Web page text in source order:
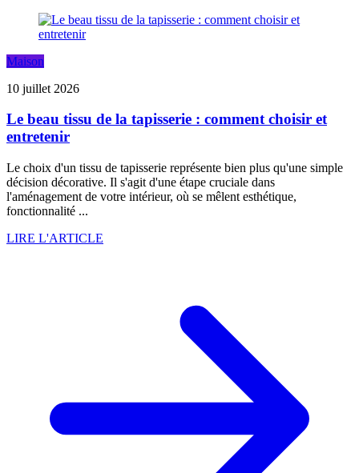
Maison
10 juillet 2026
Le beau tissu de la tapisserie : comment choisir et
entretenir
Le choix d'un tissu de tapisserie représente bien plus qu'une simple
décision décorative. Il s'agit d'une étape cruciale dans
l'aménagement de votre intérieur, où se mêlent esthétique,
fonctionnalité ...
LIRE L'ARTICLE